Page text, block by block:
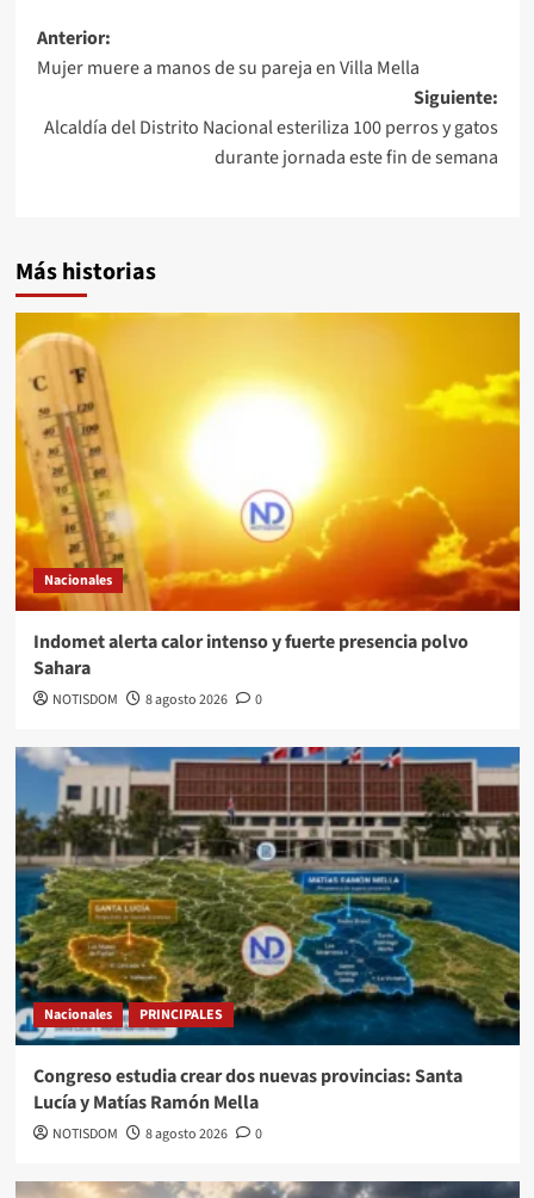
Anterior:
Mujer muere a manos de su pareja en Villa Mella
Siguiente:
Alcaldía del Distrito Nacional esteriliza 100 perros y gatos
durante jornada este fin de semana
Más historias
Nacionales
Indomet alerta calor intenso y fuerte presencia polvo
Sahara
NOTISDOM 8 agosto 2026 0
Nacionales PRINCIPALES
Congreso estudia crear dos nuevas provincias: Santa
Lucía y Matías Ramón Mella
NOTISDOM 8 agosto 2026 0